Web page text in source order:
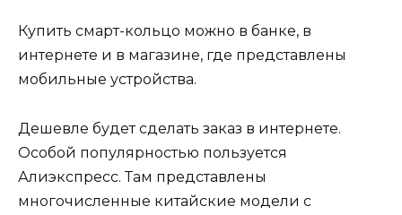
Купить смарт-кольцо можно в банке, в
интернете и в магазине, где представлены
мобильные устройства.
Дешевле будет сделать заказ в интернете.
Особой популярностью пользуется
Алиэкспресс. Там представлены
многочисленные китайские модели с